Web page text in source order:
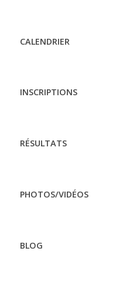
CALENDRIER
INSCRIPTIONS
RÉSULTATS
PHOTOS/VIDÉOS
BLOG